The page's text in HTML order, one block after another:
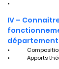
IV –
•
•	Apports